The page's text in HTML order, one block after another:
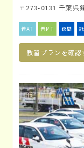
〒273-0131 千葉県
教習プランを確
普AT 普MT 夜間